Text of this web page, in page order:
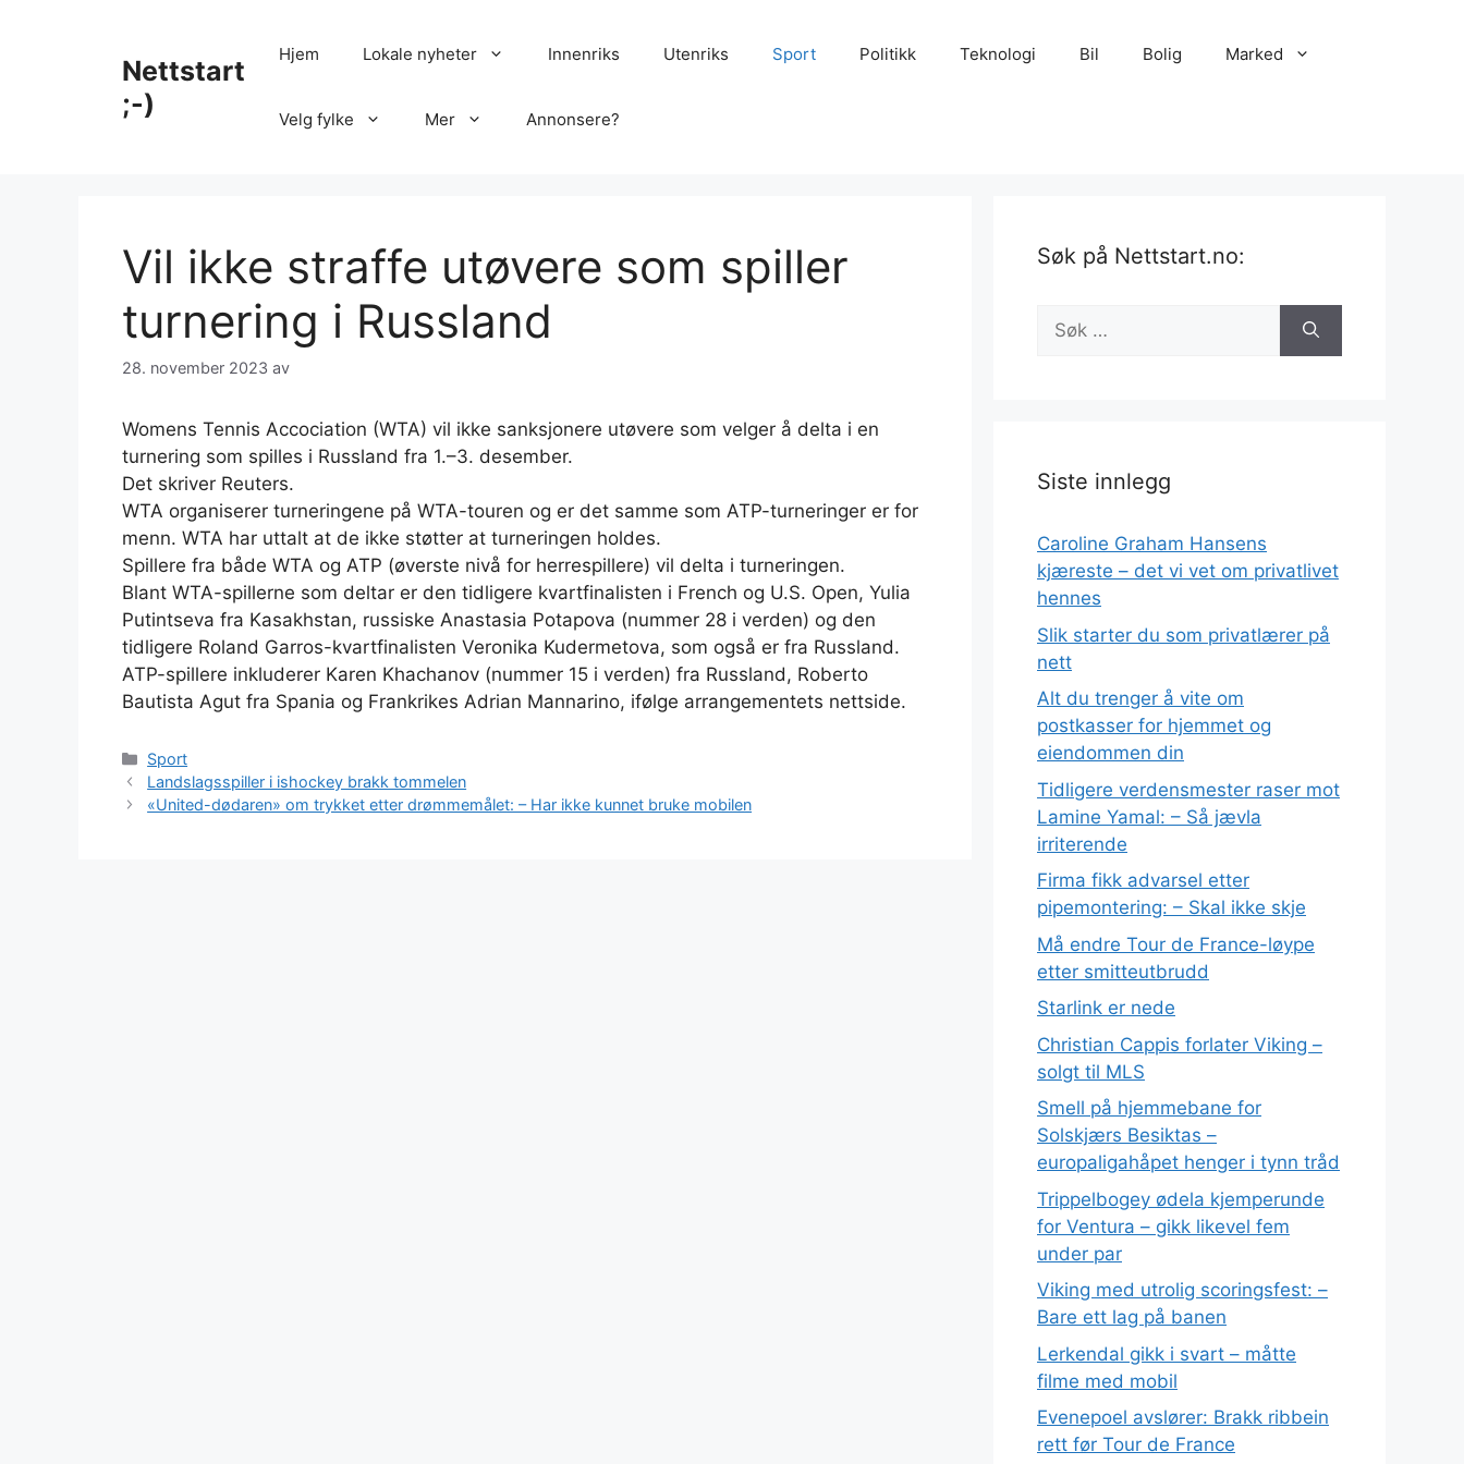
Nettstart
;-)
Hjem Lokale nyheter Innenriks Utenriks Sport Politikk Teknologi Bil Bolig Marked
Velg fylke Mer Annonsere?
Vil ikke straffe utøvere som spiller
turnering i Russland
28. november 2023 av
Womens Tennis Accociation (WTA) vil ikke sanksjonere utøvere som velger å delta i en
turnering som spilles i Russland fra 1.–3. desember.
Det skriver Reuters.
WTA organiserer turneringene på WTA-touren og er det samme som ATP-turneringer er for
menn. WTA har uttalt at de ikke støtter at turneringen holdes.
Spillere fra både WTA og ATP (øverste nivå for herrespillere) vil delta i turneringen.
Blant WTA-spillerne som deltar er den tidligere kvartfinalisten i French og U.S. Open, Yulia
Putintseva fra Kasakhstan, russiske Anastasia Potapova (nummer 28 i verden) og den
tidligere Roland Garros-kvartfinalisten Veronika Kudermetova, som også er fra Russland.
ATP-spillere inkluderer Karen Khachanov (nummer 15 i verden) fra Russland, Roberto
Bautista Agut fra Spania og Frankrikes Adrian Mannarino, ifølge arrangementets nettside.
Kategorier
Sport
Landslagsspiller i ishockey brakk tommelen
«United-dødaren» om trykket etter drømmemålet: – Har ikke kunnet bruke mobilen
Søk på Nettstart.no:
Søk
etter:
Siste innlegg
Caroline Graham Hansens
kjæreste – det vi vet om privatlivet
hennes
Slik starter du som privatlærer på
nett
Alt du trenger å vite om
postkasser for hjemmet og
eiendommen din
Tidligere verdensmester raser mot
Lamine Yamal: – Så jævla
irriterende
Firma fikk advarsel etter
pipemontering: – Skal ikke skje
Må endre Tour de France-løype
etter smitteutbrudd
Starlink er nede
Christian Cappis forlater Viking –
solgt til MLS
Smell på hjemmebane for
Solskjærs Besiktas –
europaligahåpet henger i tynn tråd
Trippelbogey ødela kjemperunde
for Ventura – gikk likevel fem
under par
Viking med utrolig scoringsfest: –
Bare ett lag på banen
Lerkendal gikk i svart – måtte
filme med mobil
Evenepoel avslører: Brakk ribbein
rett før Tour de France